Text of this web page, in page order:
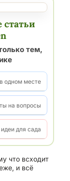
тем,
одном месте
на вопросы
для сада
что всходит
и всё